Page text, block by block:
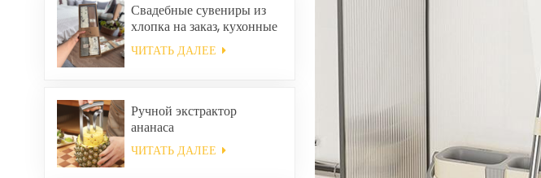
Свадебные сувениры из
хлопка на заказ, кухонные
полотенца для уборки
дома, квадратные
ЧИТАТЬ ДАЛЕЕ
Ручной экстрактор
ананаса
ЧИТАТЬ ДАЛЕЕ